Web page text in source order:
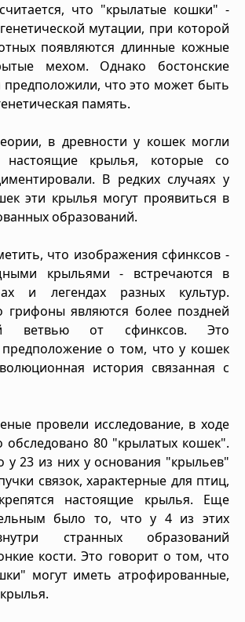
что "крылатые кошки" -
мутации, при которой
появляются длинные кожные
мехом. Однако бостонские
предположили, что это может быть
память.
в древности у кошек могли
настоящие крылья, которые со
В редких случаях у
эти крылья могут проявиться в
образований.
что изображения сфинксов -
крыльями - встречаются в
и легендах разных культур.
грифоны являются более поздней
ветвью от сфинксов. Это
предположение о том, что у кошек
история связанная с
провели исследование, в ходе
обследовано 80 "крылатых кошек".
у 23 из них у основания "крыльев"
связок, характерные для птиц,
настоящие крылья. Еще
было то, что у 4 из этих
странных образований
кости. Это говорит о том, что
могут иметь атрофированные,